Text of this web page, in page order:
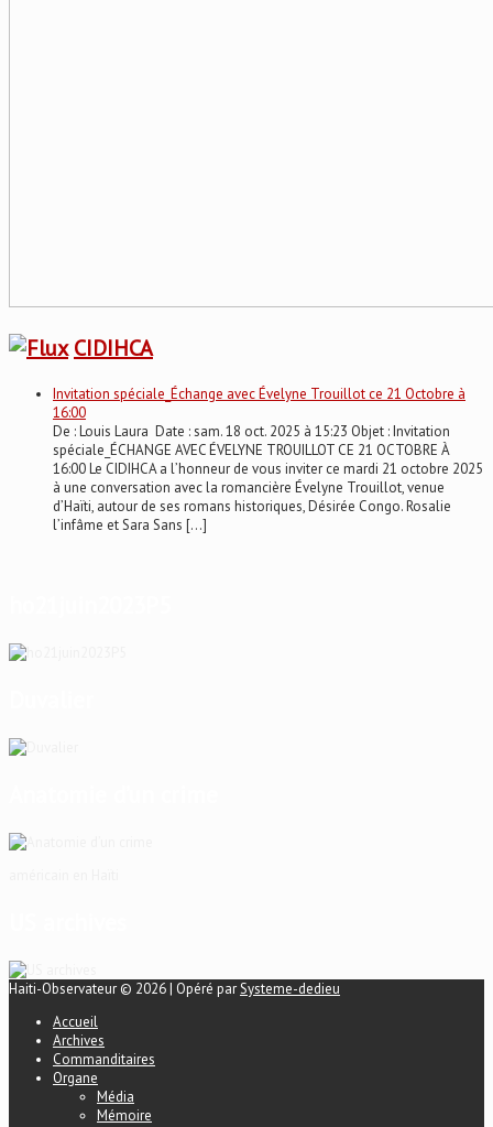
CIDIHCA
Invitation spéciale_Échange avec Évelyne Trouillot ce 21 Octobre à
16:00
De : Louis Laura Date : sam. 18 oct. 2025 à 15:23 Objet : Invitation
spéciale_ÉCHANGE AVEC ÉVELYNE TROUILLOT CE 21 OCTOBRE À
16:00 Le CIDIHCA a l’honneur de vous inviter ce mardi 21 octobre 2025
à une conversation avec la romancière Évelyne Trouillot, venue
d’Haïti, autour de ses romans historiques, Désirée Congo. Rosalie
l’infâme et Sara Sans […]
Haiti-Observateur © 2026 | Opéré parSysteme-dedieu
Accueil
Archives
Commanditaires
Organe
Média
Mémoire